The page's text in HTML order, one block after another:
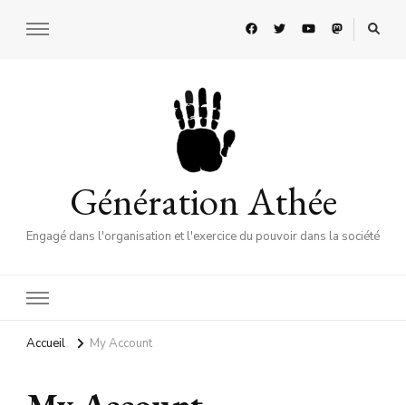
Génération Athée
Engagé dans l'organisation et l'exercice du pouvoir dans la société
Accueil My Account